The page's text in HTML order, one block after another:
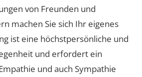
von Freunden und
machen Sie sich Ihr eigenes
ist eine höchstpersönliche und
und erfordert ein
und auch Sympathie